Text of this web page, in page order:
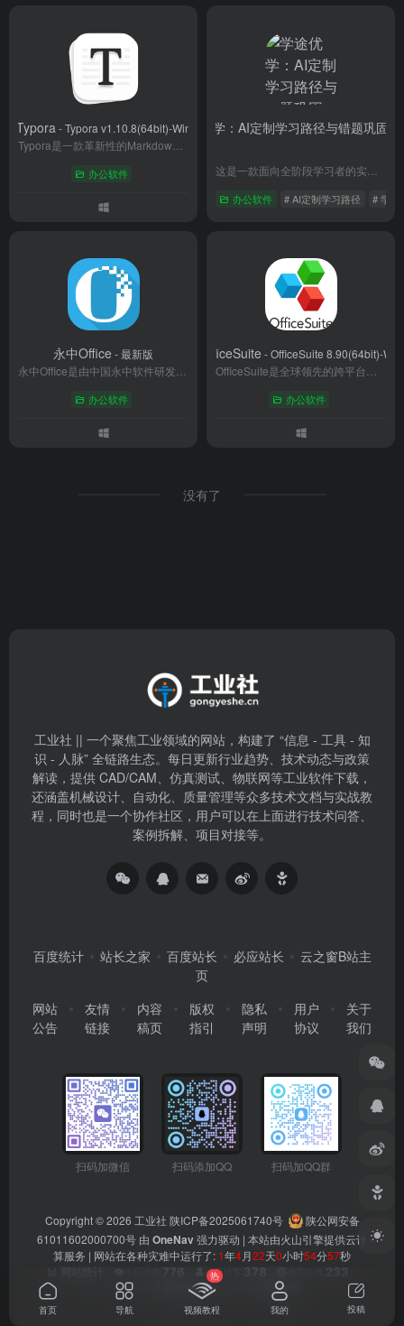
Typora - Typora v1.10.8(64bit)-Win
办公软件
新 学途优学：AI定制学习路径与错题巩固
办公软件 # AI定制学习路径 # 学习
永中Office - 最新版
办公软件
OfficeSuite - OfficeSuite 8.90(64bit)-Win
办公软件
没有了
工业社 || 一个聚焦工业领域的网站，构建了 “信息 - 工具 - 知
识 - 人脉” 全链路生态。每日更新行业趋势、技术动态与政策
解读，提供 CAD/CAM、仿真测试、物联网等工业软件下载，
还涵盖机械设计、自动化、质量管理等众多技术文档与实战教
程，同时也是一个协作社区，用户可以在上面进行技术问答、
案例拆解、项目对接等。
百度统计 站长之家 百度站长 必应站长
云之窗B站主
页
网站
公告
友情
链接
内容
稿页
版权
指引
隐私
声明
用户
协议
关于
我们
扫码加微信 扫码添加QQ 扫码加QQ群
Copyright © 2026 工业社 陕ICP备2025061740号
陕公网安备
61011602000700号 由 OneNav强力驱动 | 本站由火山引擎提供云计
算服务 | 网站在各种灾难中运行了: 1年4月22天0小时54分57秒
今日访客
总浏览量 353808 👥 90469
首页 导航 视频教程
热
我的 投稿